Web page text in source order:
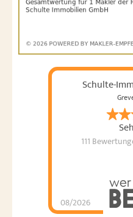
Schulte-
111
08/2026